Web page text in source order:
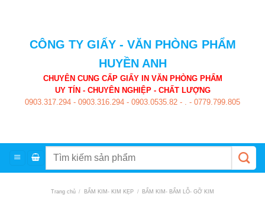
CÔNG TY GIẤY - VĂN PHÒNG PHẨM
HUYỀN ANH
CHUYÊN CUNG CẤP GIẤY IN VĂN PHÒNG PHẨM
UY TÍN - CHUYÊN NGHIỆP - CHẤT LƯỢNG
0903.317.294 - 0903.316.294 - 0903.0535.82 - . - 0779.799.805
Trang chủ / BẤM KIM- KIM KẸP / BẤM KIM- BẤM LỖ- GỠ KIM